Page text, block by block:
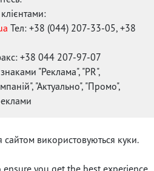
Тел: +38 (044) 207-33-05, +38
+38 044 207-97-07
"Реклама", "PR",
"Актуально", "Промо",
сайтом використовуються куки.